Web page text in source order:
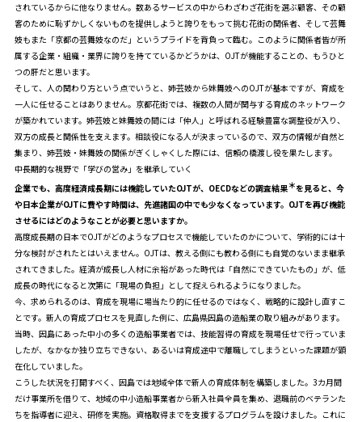
されているからに他なりません。数あるサービスの中からわざわざ花街を選ぶ顧客、その顧
客のために恥ずかしくないものを提供しようと誇りをもって挑む花街の関係者、そして芸舞
妓もまた「京都の芸舞妓なのだ」というプライドを背負って臨む。このように関係者皆が所
属する企業・組織・業界に誇りを持てているかどうかは、OJTが機能することの、もうひと
つの肝だと思います。
そして、人の関わり方という点でいうと、姉芸妓から妹舞妓へのOJTが基本ですが、育成を
一人に任せることはありません。京都花街では、複数の人間が関与する育成のネットワーク
が築かれています。姉芸妓と妹舞妓の間には「仲人」と呼ばれる経験豊富な調整役が入り、
双方の成長と関係性を支えます。相談役になる人が決まっているので、双方の情報が自然と
集まり、姉芸妓・妹舞妓の関係がぎくしゃくした際には、信頼の橋渡し役を果たします。
中長期的な視野で「学びの営み」を継承していく
――企業でも、高度経済成長期には機能していたOJTが、OECDなどの調査結果＊を見ると、今
や日本企業がOJTに費やす時間は、先進諸国の中でも少なくなっています。OJTを再び機能
させるにはどのようなことが必要と思いますか。
高度成長期の日本でOJTがどのようなプロセスで機能していたのかについて、学術的には十
分な検討がされたとはいえません。OJTは、教える側にも教わる側にも自覚のないまま継承
されてきました。経済が成長し人材に余裕があった時代は「自然にできていたもの」が、低
成長の時代になると次第に「現場の負担」として捉えられるようになりました。
今、求められるのは、育成を現場に場当たり的に任せるのではなく、戦略的に設計し直すこ
とです。新人の育成プロセスを見直した例に、広島県因島の造船業の取り組みがあります。
当時、因島にあった中小の多くの造船事業者では、技能習得の育成を現場任せで行っていま
したが、なかなか独り立ちできない、あるいは育成途中で離職してしまうといった課題が顕
在化していました。
こうした状況を打開すべく、因島では地域全体で新人の育成体制を構築しました。3カ月間
だけ事業所を借りて、地域の中小造船事業者から新入社員全員を集め、退職前のベテランた
ちを指導者に迎え、研修を実施。資格取得までを支援するプログラムを設けました。これに